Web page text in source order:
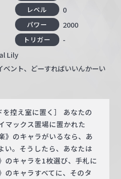
レベル 0
パワー 2000
トリガー -
Lily
ベント、どーすればいいんかーい
を控え室に置く］ あなたの
マックス置場に置かれた
》のキャラがいるなら、あ
い。そうしたら、あなたは
のキャラを1枚選び、手札に
のキャラすべてに、そのタ